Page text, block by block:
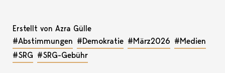
Erstellt von Azra Gülle
#Abstimmungen #Demokratie #März2026 #Medien
#SRG #SRG-Gebühr